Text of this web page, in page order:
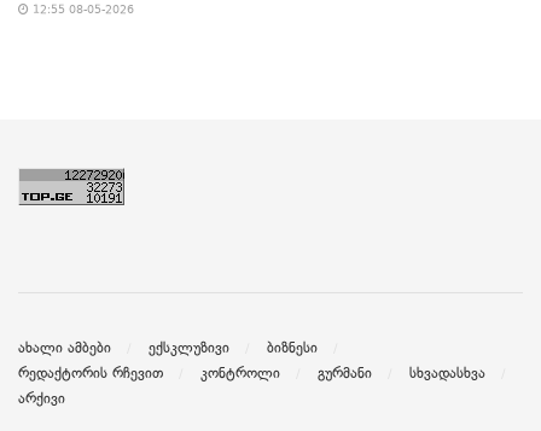
12:55 08-05-2026
ახალი ამბები ექსკლუზივი
ბიზნესი
რედაქტორის რჩევით
კონტროლი გურმანი
სხვადასხვა
არქივი